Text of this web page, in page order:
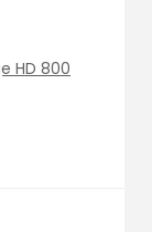
HD 800